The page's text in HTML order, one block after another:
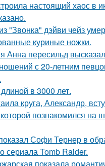
настоящий хаос в
"Звонка" дэйви чейз
куриные ножки.
Анна пересильд
с 20-летним
в 3000 лет.
круга, Александр,
познакомился на
Софи Тернер в
сериала Tomb Raider.
показала